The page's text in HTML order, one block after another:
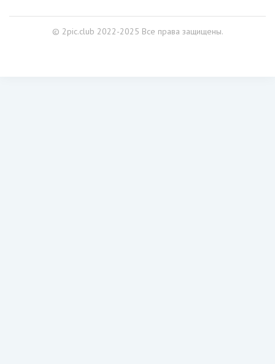
© 2pic.club 2022-2025 Все права защищены.